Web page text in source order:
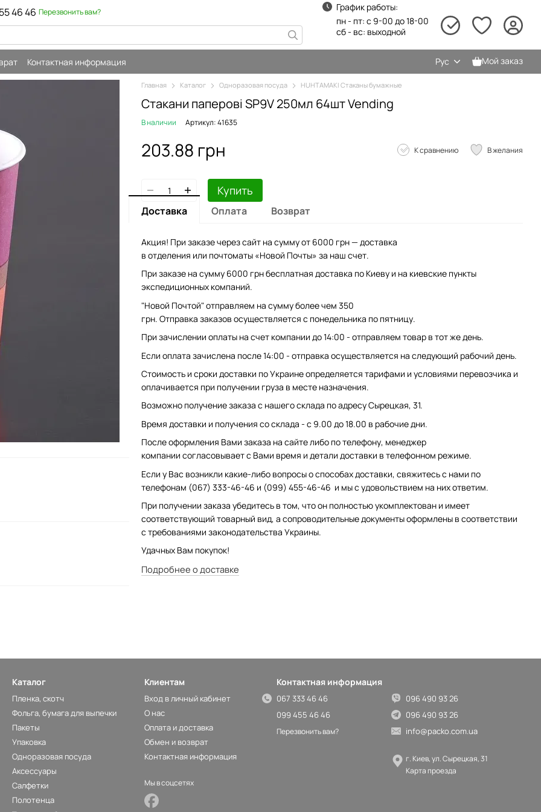
46 46 Перезвонить вам?
График работы:
пн - пт: с 9-00 до 18-00
сб - вс: выходной
Контактная информация Рус Мой заказ
Главная Каталог Одноразовая посуда HUHTAMAKI Стаканы бумажные
Стакани паперові SP9V 250мл 64шт Vending
В наличии Артикул: 41635
203.88 грн К сравнению В желания
Купить
Доставка Оплата Возврат
Акция! При заказе через сайт на сумму от 6000 грн — доставка
в отделения или почтоматы «Новой Почты» за наш счет.
При заказе на сумму 6000 грн бесплатная доставка по Киеву и на киевские пункты
экспедиционных компаний.
"Новой Почтой" отправляем на сумму более чем 350
грн. Отправка заказов осуществляется с понедельника по пятницу.
При зачислении оплаты на счет компании до 14:00 - отправляем товар в тот же день.
Если оплата зачислена после 14:00 - отправка осуществляется на следующий рабочий день.
Стоимость и сроки доставки по Украине определяется тарифами и условиями перевозчика и
оплачивается при получении груза в месте назначения.
Возможно получение заказа с нашего склада по адресу Сырецкая, 31.
Время доставки и получения со склада - с 9.00 до 18.00 в рабочие дни.
После оформления Вами заказа на сайте либо по телефону, менеджер
компании согласовывает с Вами время и детали доставки в телефонном режиме.
Если у Вас возникли какие-либо вопросы о способах доставки, свяжитесь с нами по
телефонам (067) 333-46-46 и (099) 455-46-46 и мы с удовольствием на них ответим.
При получении заказа убедитесь в том, что он полностью укомплектован и имеет
соответствующий товарный вид, а сопроводительные документы оформлены в соответствии
с требованиями законодательства Украины.
Удачных Вам покупок!
Подробнее о доставке
Каталог
Пленка, скотч
Фольга, бумага для выпечки
Пакеты
Упаковка
Одноразовая посуда
Аксессуары
Салфетки
Полотенца
Клиентам
Вход в личный кабинет
О нас
Оплата и доставка
Обмен и возврат
Контактная информация
Мы в соцсетях
Контактная информация
067 333 46 46
099 455 46 46
Перезвонить вам?
096 490 93 26
096 490 93 26
info@packo.com.ua
г. Киев, ул. Сырецкая, 31
Карта проезда